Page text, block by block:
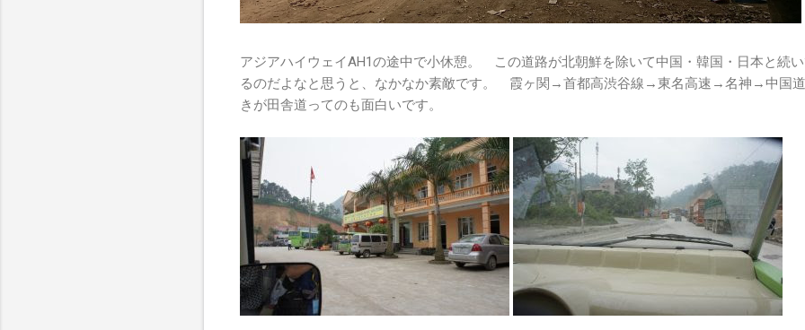
アジアハイウェイAH1の途中で小休憩。 この道路が北朝鮮を除いて中国・韓国・日本と続
るのだよなと思うと、なかなか素敵です。 霞ヶ関→首都高渋谷線→東名高速→名神→中国
きが田舎道ってのも面白いです。